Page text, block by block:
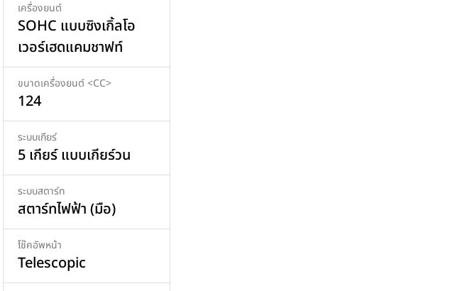
เครื่องยนต์
SOHC แบบซิงเกิ้ลโอ
เวอร์เฮดแคมชาฟท์
ขนาดเครื่องยนต์ <CC>
124
ระบบเกียร์
5 เกียร์ แบบเกียร์วน
ระบบสตาร์ท
สตาร์ทไฟฟ้า (มือ)
โช๊คอัพหน้า
Telescopic